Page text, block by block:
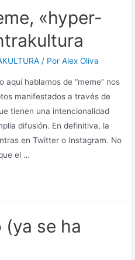
«hyper-
/ PorAlex Oliva
aquí hablamos de “meme” nos
manifestados a través de
tienen una intencionalidad
difusión. En definitiva, la
en Twitter o Instagram. No
el …
(ya se ha